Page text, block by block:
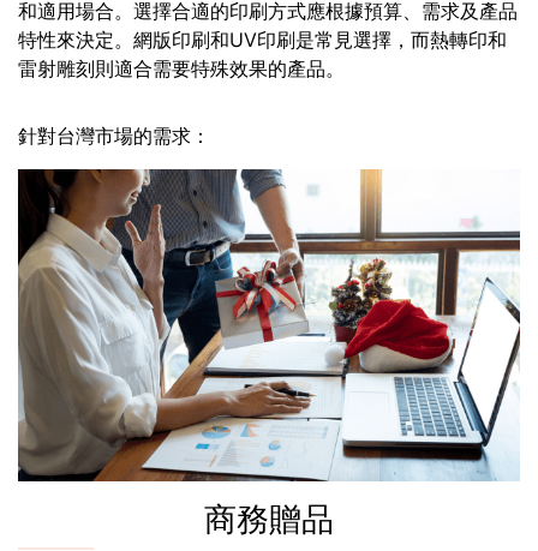
和適用場合。選擇合適的印刷方式應根據預算、需求及產品
特性來決定。網版印刷和UV印刷是常見選擇，而熱轉印和
雷射雕刻則適合需要特殊效果的產品。
針對台灣市場的需求：
商務贈品